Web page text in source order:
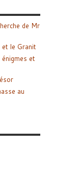
de Mr
et le Granit
et
au